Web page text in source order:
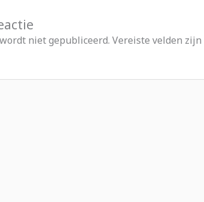
niet gepubliceerd. Vereiste velden